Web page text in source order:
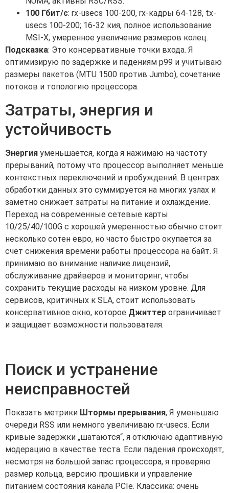
100 Гбит/с: rx-usecs 100-200, rx-кадры 64-128, tx-
usecs 100-200; 16-32 кия, полное использование
MSI-X, умеренное увеличение размеров колец.
Подсказка: Это консервативные точки входа. Я
оптимизирую по задержке и падениям p99 и учитываю
размеры пакетов (MTU 1500 против Jumbo), сочетание
потоков и топологию процессора.
Затраты, энергия и
устойчивость
Энергия уменьшается, когда я нажимаю на частоту
прерываний, потому что процессор выполняет меньше
контекстных переключений и пробуждений. В центрах
обработки данных это суммируется на многих узлах и
заметно снижает затраты на питание и охлаждение.
Переход на современные сетевые карты
10/25/40/100G с хорошей умеренностью обычно стоит
несколько сотен евро, но часто быстро окупается за
счет снижения времени работы процессора на байт. Я
принимаю во внимание наличие лицензий,
обслуживание драйверов и мониторинг, чтобы
сохранить текущие расходы на низком уровне. Для
сервисов, критичных к SLA, стоит использовать
консервативное окно, которое Джиттер ограничивает
и защищает возможности пользователя.
Поиск и устранение
неисправностей
Показать метрики Штормы прерывания, Я уменьшаю
очереди RSS или немного увеличиваю rx-usecs. Если
кривые задержки „шатаются“, я отключаю адаптивную
модерацию в качестве теста. Если падения происходят,
несмотря на большой запас процессора, я проверяю
размер кольца, версию прошивки и управление
питанием состояния канала PCIe. Классика: очень